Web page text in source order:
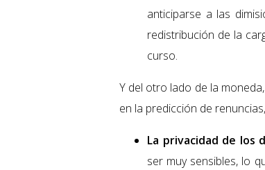
anticiparse a las
redistribución de la
curso.
Y del otro lado de la
en la predicción de
La privacidad de los
ser muy sensibles, lo